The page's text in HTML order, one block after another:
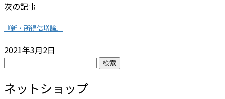
次の記事
『新・所得倍増論』
2021年3月2日
検
ネットショップ